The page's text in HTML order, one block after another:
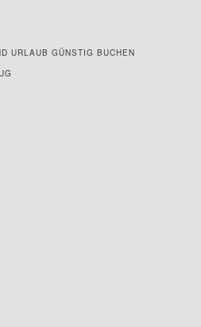
URLAUB GÜNSTIG BUCHEN